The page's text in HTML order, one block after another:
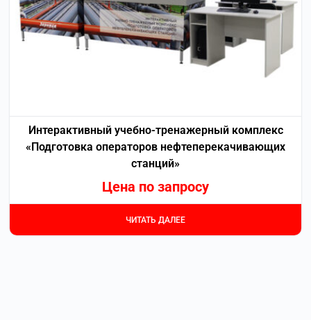
Интерактивный учебно-тренажерный комплекс
«Подготовка операторов нефтеперекачивающих
станций»
Цена по запросу
ЧИТАТЬ ДАЛЕЕ